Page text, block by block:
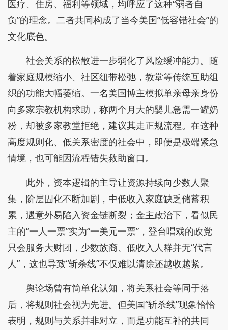
医疗、住房、福利等领域，均呼应了这种“弱者自
负”的理念。二者共同构成了当今美国“低容错社会”的
文化底色。
社会关系的松散进一步弱化了风险缓冲能力。随
着家庭规模缩小、社区纽带松弛，教堂等传统互助组
织的功能大幅萎缩。一名美国博主模拟单亲母亲身份
向多家宗教机构求助，称两个月大的婴儿急需一罐奶
粉，却被多家教堂拒绝，建议其走正规流程。在这种
高度规则化、低关系密度的社会中，即便是极端紧急
情境，也可能因流程错失救助窗口。
此外，资本逻辑的主导让资源持续向少数人聚
集，阶层固化不断加剧，中低收入家庭缺乏储蓄积
累，遇意外易陷入资金链断裂；金主政治下，看似民
主的“一人一票”实为“一美元一票”，登台唱戏的政党
只会服务大财团，少数族裔、低收入人群并无“代言
人”，这也导致“斩杀线”不仅难以清除还越收越紧。
舆论场曾有简单化认知，将关系社会等同于落
后，将规则社会视为先进。但美国“斩杀线”现象恰恰
表明，规则与关系并非对立，而是功能互补的共同